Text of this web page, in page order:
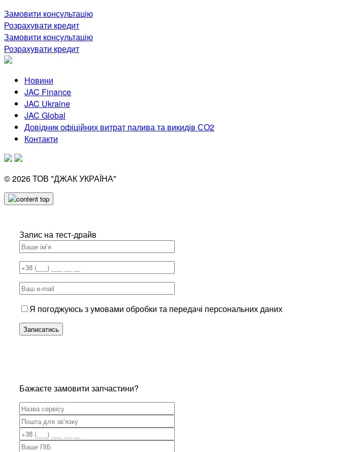
Замовити консультацію
Розрахувати кредит
Замовити консультацію
Розрахувати кредит
Новини
JAC Finance
JAC Ukraine
JAC Global
Довідник офіційних витрат палива та викидів СО2
Контакти
© 2026ТОВ "ДЖАК УКРАЇНА"
Запис на тест-драйв
Я погоджуюсь з умовами обробки та передачі персональних даних
Бажаєте замовити запчастини?